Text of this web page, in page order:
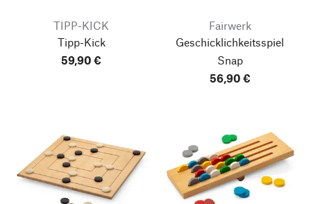
TIPP-KICK
Tipp-Kick
59,90 €
Fairwerk
Geschicklichkeitsspiel
Snap
56,90 €